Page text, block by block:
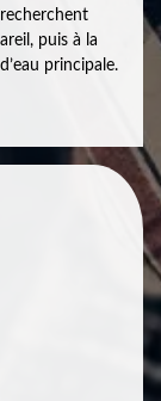
puis à la
principale.